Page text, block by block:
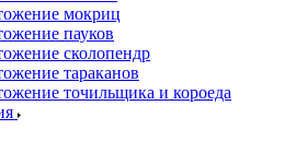
мокриц
пауков
сколопендр
тараканов
точильщика и короеда